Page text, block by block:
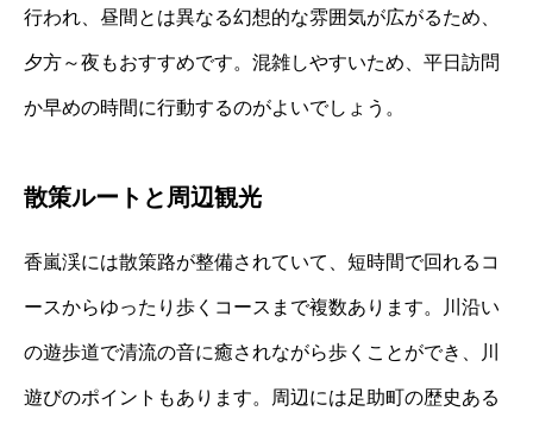
行われ、昼間とは異なる幻想的な雰囲気が広がるため、
夕方～夜もおすすめです。混雑しやすいため、平日訪問
か早めの時間に行動するのがよいでしょう。
散策ルートと周辺観光
香嵐渓には散策路が整備されていて、短時間で回れるコ
ースからゆったり歩くコースまで複数あります。川沿い
の遊歩道で清流の音に癒されながら歩くことができ、川
遊びのポイントもあります。周辺には足助町の歴史ある